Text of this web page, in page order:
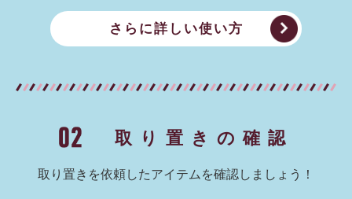
さらに詳しい使い方
取り置きの確認
取り置きを依頼したアイテムを確認しましょう！